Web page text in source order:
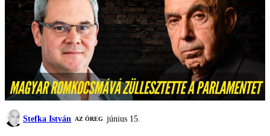
Stefka István AZ ÖREG június 15.